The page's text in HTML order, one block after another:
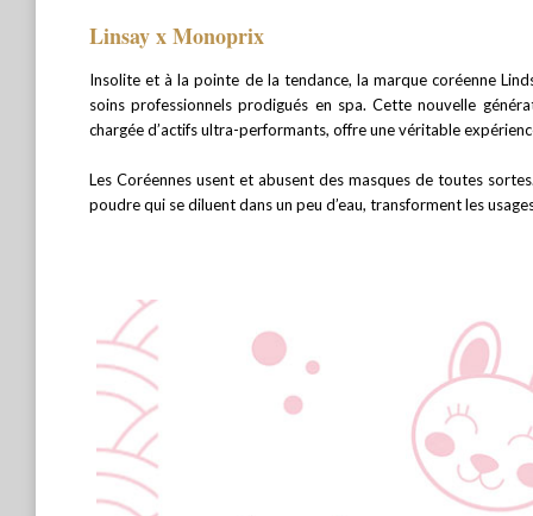
Linsay x Monoprix
Insolite et à la pointe de la tendance, la marque coréenne
soins professionnels prodigués en spa. Cette nouvelle
chargée d’actifs ultra-performants, offre une véritable
Les Coréennes usent et abusent des masques de toutes
poudre qui se diluent dans un peu d’eau, transforment les